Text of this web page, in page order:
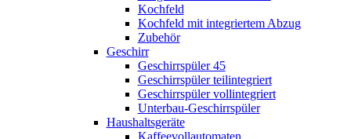
Kochfeld
Kochfeld mit integriertem Abzug
Zubehör
Geschirr
Geschirrspüler 45
Geschirrspüler teilintegriert
Geschirrspüler vollintegriert
Unterbau-Geschirrspüler
Haushaltsgeräte
Kaffeevollautomaten